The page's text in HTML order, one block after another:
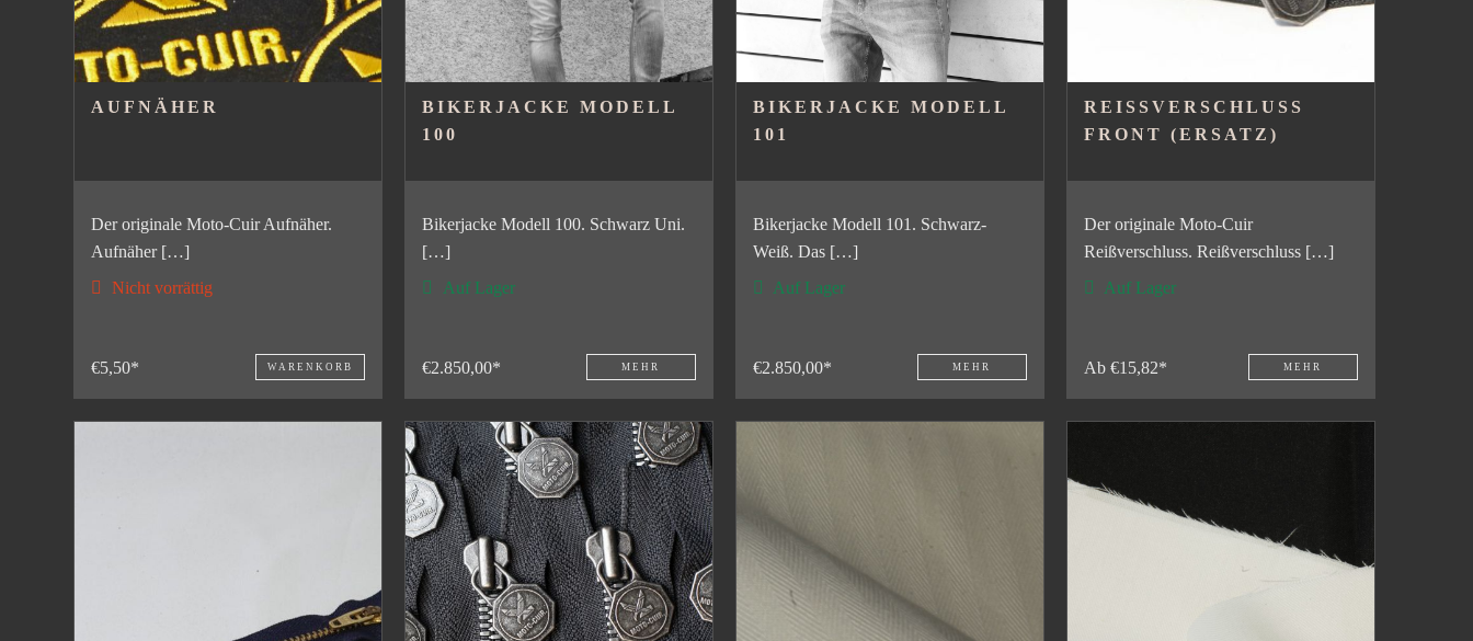
AUFNÄHER
Der originale Moto-Cuir Aufnäher.
Aufnäher […]
Nicht vorrättig
€5,50* WARENKORB
BIKERJACKE MODELL
100
Bikerjacke Modell 100. Schwarz Uni.
[…]
Auf Lager
€2.850,00* MEHR
BIKERJACKE MODELL
101
Bikerjacke Modell 101. Schwarz-
Weiß. Das […]
Auf Lager
€2.850,00* MEHR
REISSVERSCHLUSS F
RONT (ERSATZ)
Der originale Moto-Cuir
Reißverschluss. Reißverschluss […]
Auf Lager
Ab €15,82* MEHR